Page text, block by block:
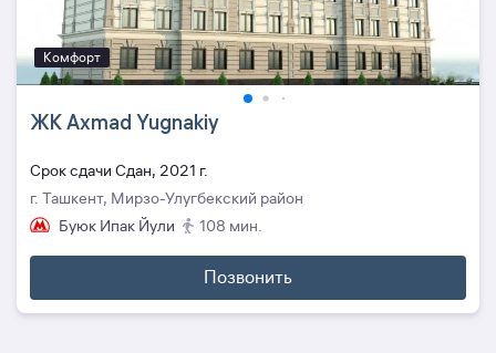
Комфорт
ЖК Axmad Yugnakiy
Cрок сдачи Сдан, 2021 г.
г. Ташкент, Мирзо-Улугбекский район
Буюк Ипак Йули
108 мин.
Позвонить